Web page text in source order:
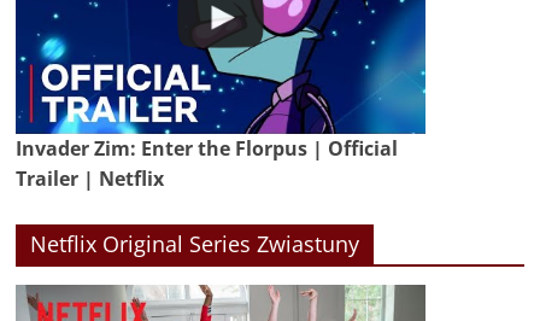
Invader Zim: Enter the Florpus | Official
Trailer | Netflix
Netflix Original Series Zwiastuny